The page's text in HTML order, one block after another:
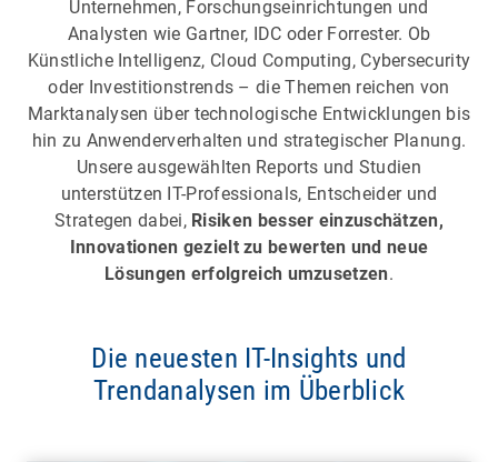
Unternehmen, Forschungseinrichtungen und
Analysten wie Gartner, IDC oder Forrester. Ob
Künstliche Intelligenz, Cloud Computing, Cybersecurity
oder Investitionstrends – die Themen reichen von
Marktanalysen über technologische Entwicklungen bis
hin zu Anwenderverhalten und strategischer Planung.
Unsere ausgewählten Reports und Studien
unterstützen IT-Professionals, Entscheider und
Strategen dabei, Risiken besser einzuschätzen,
Innovationen gezielt zu bewerten und neue
Lösungen erfolgreich umzusetzen.
Die neuesten IT-Insights und
Trendanalysen im Überblick